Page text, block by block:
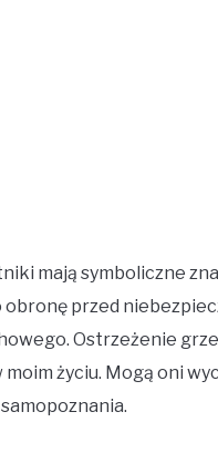
mają symboliczne
przed
Ostrzeżenie
moim życiu. Mogą oni